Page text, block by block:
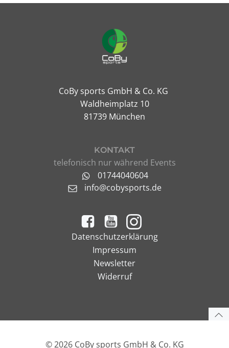
CoBy sports GmbH & Co. KG
Waldheimplatz 10
81739 München
KONTAKT
telefonisch nur während Events
01744040604
info@cobysports.de
Datenschutzerklärung
Impressum
Newsletter
Widerruf
© 2026 CoBy sports GmbH & Co. KG